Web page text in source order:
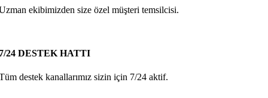
ekibimizden size özel müşteri temsilcisi.
24 DESTEK HATTI
destek kanallarımız sizin için 7/24 aktif.